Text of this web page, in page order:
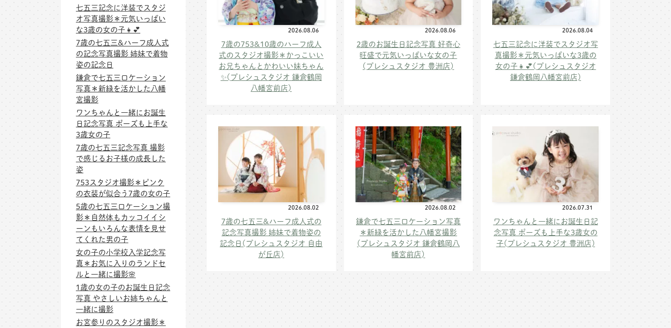
2026.08.06
7歳の753&10歳のハーフ成人
式のスタジオ撮影＊かっこいい
お兄ちゃんとかわいい妹ちゃん
✨(プレシュスタジオ 鎌倉鶴岡
八幡宮前店)
2026.08.06
2歳のお誕生日記念写真 好奇心
旺盛で元気いっぱいな女の子
(プレシュスタジオ 豊洲店)
2026.08.04
七五三記念に洋装でスタジオ写
真撮影＊元気いっぱいな3歳の
女の子👧💕(プレシュスタジオ
鎌倉鶴岡八幡宮前店)
2026.08.02
7歳の七五三&ハーフ成人式の
記念写真撮影 姉妹で着物姿の
記念日(プレシュスタジオ 自由
が丘店)
2026.08.02
鎌倉で七五三ロケーション写真
＊新緑を活かした八幡宮撮影
(プレシュスタジオ 鎌倉鶴岡八
幡宮前店)
2026.07.31
ワンちゃんと一緒にお誕生日記
念写真 ポーズも上手な3歳女の
子(プレシュスタジオ 豊洲店)
七五三記念に洋装でスタジ
オ写真撮影＊元気いっぱい
な3歳の女の子👧💕
7歳の七五三&ハーフ成人式
の記念写真撮影 姉妹で着物
姿の記念日
鎌倉で七五三ロケーション
写真＊新緑を活かした八幡
宮撮影
ワンちゃんと一緒にお誕生
日記念写真 ポーズも上手な
3歳女の子
7歳の七五三記念写真 撮影
で感じるお子様の成長した
姿
753スタジオ撮影＊ピンク
の衣装が似合う7歳の女の子
5歳の七五三ロケーション撮
影＊自然体もカッコイイシ
ーンもいろんな表情を見せ
てくれた男の子
女の子の小学校入学記念写
真＊お気に入りのランドセ
ルと一緒に撮影🌸
1歳の女の子のお誕生日記念
写真 やさしいお姉ちゃんと
一緒に撮影
お宮参りのスタジオ撮影＊